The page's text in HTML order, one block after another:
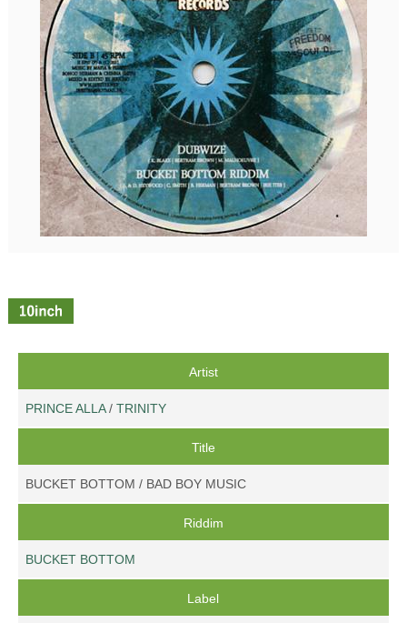
Artist
PRINCE ALLA/TRINITY
Title
BUCKET BOTTOM / BAD BOY MUSIC
Riddim
BUCKET BOTTOM
Label